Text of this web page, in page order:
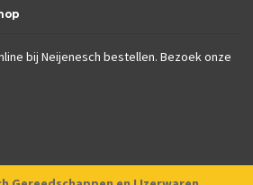
bij Neijenesch bestellen. Bezoek onze